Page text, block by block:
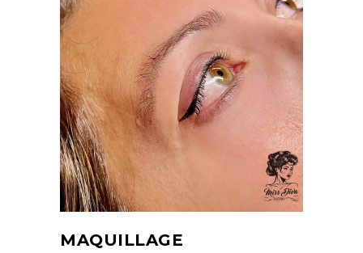
MAQUILLAGE